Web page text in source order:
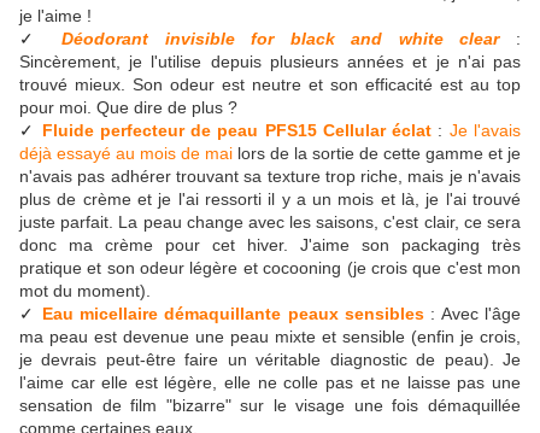
je l'aime !
✓Déodorant invisible for black and white clear
:
Sincèrement, je l'utilise depuis plusieurs années et je n'ai pas
trouvé mieux. Son odeur est neutre et son efficacité est au top
pour moi. Que dire de plus ?
✓ Fluide perfecteur de peau PFS15 Cellular éclat : Je l'avais
déjà essayé au mois de mai lors de la sortie de cette gamme et je
n'avais pas adhérer trouvant sa texture trop riche, mais je n'avais
plus de crème et je l'ai ressorti il y a un mois et là, je l'ai trouvé
juste parfait. La peau change avec les saisons, c'est clair, ce sera
donc ma crème pour cet hiver. J'aime son packaging très
pratique et son odeur légère et cocooning (je crois que c'est mon
mot du moment).
✓ Eau micellaire démaquillante peaux sensibles : Avec l'âge
ma peau est devenue une peau mixte et sensible (enfin je crois,
je devrais peut-être faire un véritable diagnostic de peau). Je
l'aime car elle est légère, elle ne colle pas et ne laisse pas une
sensation de film "bizarre" sur le visage une fois démaquillée
comme certaines eaux.